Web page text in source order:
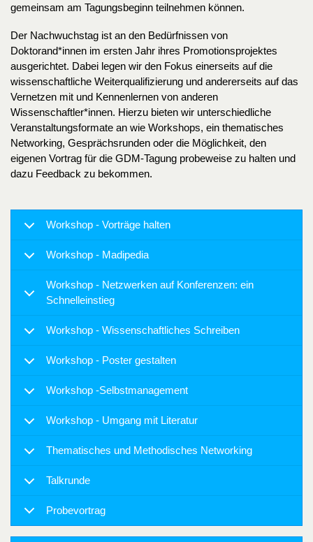
gemeinsam am Tagungsbeginn teilnehmen können.
Der Nachwuchstag ist an den Bedürfnissen von
Doktorand*innen im ersten Jahr ihres Promotionsprojektes
ausgerichtet. Dabei legen wir den Fokus einerseits auf die
wissenschaftliche Weiterqualifizierung und andererseits auf das
Vernetzen mit und Kennenlernen von anderen
Wissenschaftler*innen. Hierzu bieten wir unterschiedliche
Veranstaltungsformate an wie Workshops, ein thematisches
Networking, Gesprächsrunden oder die Möglichkeit, den
eigenen Vortrag für die GDM-Tagung probeweise zu halten und
dazu Feedback zu bekommen.
Workshop - Vorträge halten
Workshop - Madipedia
Workshop - Netzwerken auf Konferenzen: ein
Schnelleinstieg
Workshop - Wissenschaftliches Schreiben
Workshop - Poster gestalten
Workshop -Selbstmanagement
Workshop - Umgang mit Literatur
Thematisches und Methodisches Networking
Talkrunde
Probevortrag